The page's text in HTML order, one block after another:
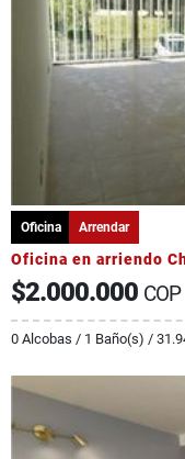
Oficina Arrendar
Oficina en arriendo
$2.000.000 COP
0 Alcobas / 1 Baño(s) /